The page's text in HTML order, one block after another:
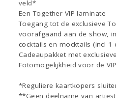
veld*
Een Together VIP laminate
Toegang tot de exclusieve
voorafgaand aan de show,
cocktails en mocktails (incl 1
Cadeaupakket met
Fotomogelijkheid voor de
*Reguliere kaartkopers
**Geen deelname van artiest